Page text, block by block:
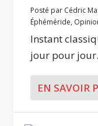
Posté par Cédric
Éphéméride,
Instant
jour pour
EN SAVOIR